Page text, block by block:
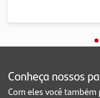
Conheça nossos
Com eles você